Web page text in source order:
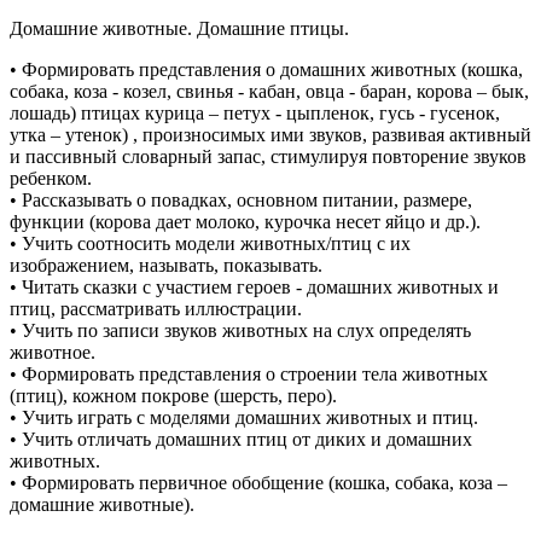
Домашние животные. Домашние птицы.
• Формировать представления о домашних животных (кошка,
собака, коза - козел, свинья - кабан, овца - баран, корова – бык,
лошадь) птицах курица – петух - цыпленок, гусь - гусенок,
утка – утенок) , произносимых ими звуков, развивая активный
и пассивный словарный запас, стимулируя повторение звуков
ребенком.
• Рассказывать о повадках, основном питании, размере,
функции (корова дает молоко, курочка несет яйцо и др.).
• Учить соотносить модели животных/птиц с их
изображением, называть, показывать.
• Читать сказки с участием героев - домашних животных и
птиц, рассматривать иллюстрации.
• Учить по записи звуков животных на слух определять
животное.
• Формировать представления о строении тела животных
(птиц), кожном покрове (шерсть, перо).
• Учить играть с моделями домашних животных и птиц.
• Учить отличать домашних птиц от диких и домашних
животных.
• Формировать первичное обобщение (кошка, собака, коза –
домашние животные).